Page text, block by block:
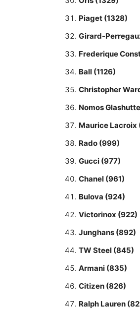
Piaget (1328)
Girard-
Frederique
Ball (1126)
Christopher
Nomos Glashutte
Maurice Lacroix
Rado (999)
Gucci (977)
Chanel (961)
Bulova (924)
Victorinox (922)
Junghans (892)
TW Steel (845)
Armani (835)
Citizen (826)
Ralph Lauren